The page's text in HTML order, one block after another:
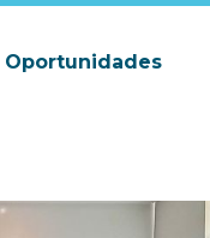
Oportunidades